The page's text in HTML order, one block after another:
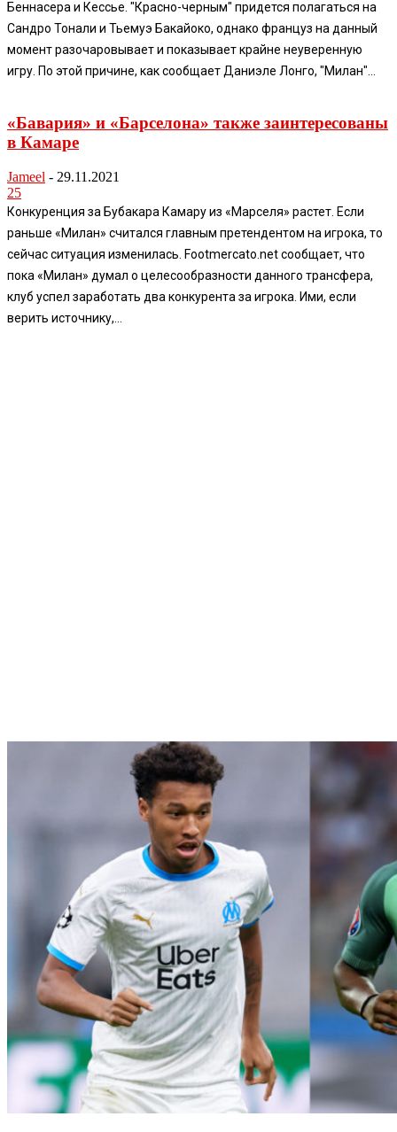
Беннасера и Кессье. "Красно-черным" придется полагаться на
Сандро Тонали и Тьемуэ Бакайоко, однако француз на данный
момент разочаровывает и показывает крайне неуверенную
игру. По этой причине, как сообщает Даниэле Лонго, "Милан"...
«Бавария» и «Барселона» также заинтересованы
в Камаре
Jameel - 29.11.2021
25
Конкуренция за Бубакара Камару из «Марселя» растет. Если
раньше «Милан» считался главным претендентом на игрока, то
сейчас ситуация изменилась. Footmercato.net сообщает, что
пока «Милан» думал о целесообразности данного трансфера,
клуб успел заработать два конкурента за игрока. Ими, если
верить источнику,...